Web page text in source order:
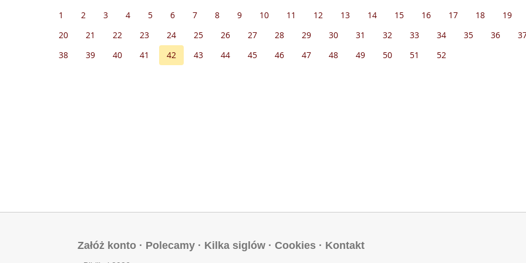
1 2 3 4 5 6 7 8 9 10 11 12 13 14 15 16 17 18
19
20
21 22 23 24 25 26 27 28 29 30 31 32 33 34 35 36
38
39 40 41 42 43 44 45 46 47 48 49 50 51 52
Załóż konto · Polecamy · Kilka siglów · Cookies · Kontakt